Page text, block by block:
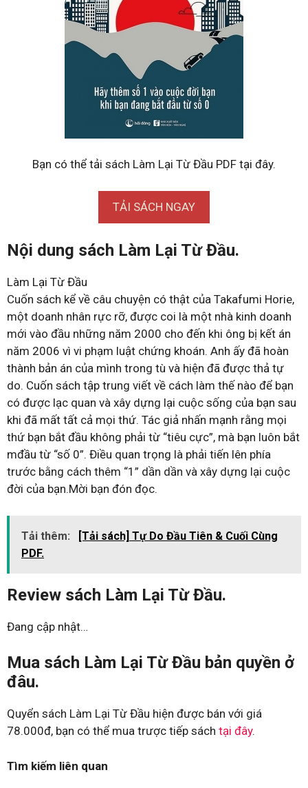
Bạn có thể tải sách Làm Lại Từ Đầu PDF tại đây.
TẢI SÁCH NGAY
Nội dung sách Làm Lại Từ Đầu.
Làm Lại Từ Đầu
Cuốn sách kể về câu chuyện có thật của Takafumi Horie,
một doanh nhân rực rỡ, được coi là một nhà kinh doanh
mới vào đầu những năm 2000 cho đến khi ông bị kết án
năm 2006 vì vi phạm luật chứng khoán. Anh ấy đã hoàn
thành bản án của mình trong tù và hiện đã được thả tự
do. Cuốn sách tập trung viết về cách làm thế nào để bạn
có được lạc quan và xây dựng lại cuộc sống của bạn sau
khi đã mất tất cả mọi thứ. Tác giả nhấn mạnh rằng mọi
thứ bạn bắt đầu không phải từ “tiêu cực”, mà bạn luôn bắt
mđầu từ “số 0”. Điều quan trọng là phải tiến lên phía
trước bằng cách thêm “1” dần dần và xây dựng lại cuộc
đời của bạn.Mời bạn đón đọc.
Tải thêm:
[Tải sách] Tự Do Đầu Tiên & Cuối Cùng
PDF.
Review sách Làm Lại Từ Đầu.
Đang cập nhật…
Mua sách Làm Lại Từ Đầu bản quyền ở
đâu.
Quyển sách Làm Lại Từ Đầu hiện được bán với giá
78.000đ, bạn có thể mua trược tiếp sách tại đây.
Tìm kiếm liên quan